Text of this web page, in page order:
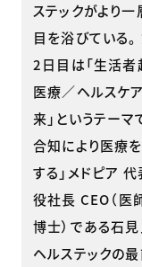
ステックがより一
目を浴びている
2日目は「生活者
医療／ヘルスケ
来」というテーマ
合知により医療
する」メドピア
役社長 CEO（医
博士）である石見
ヘルステックの